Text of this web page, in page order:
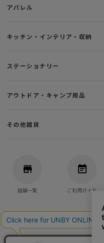
アパレル
キッチン・インテリア・収納
ステーショナリー
アウトドア・キャンプ用品
その他雑貨
店舗一覧 ご利用ガイド